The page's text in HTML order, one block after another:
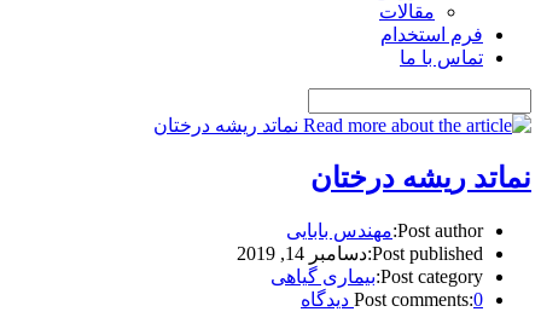
مقالات
فرم استخدام
تماس با ما
نماتد ریشه درختان
Post author: مهندس بابایی
Post published: دسامبر 14, 2019
Post category: بیماری گیاهی
Post comments:0 دیدگاه